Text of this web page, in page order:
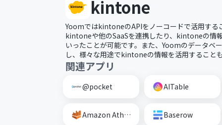
kintone
YoomではkintoneのAPIをノーコードで活用する
kintoneや他のSaaSを連携したり、kintoneの情
いったことが可能です。また、Yoomのデータベ
し、様々な用途でkintoneの情報を活用すること
関連アプリ
@pocket AITable
Amazon Athena Baserow